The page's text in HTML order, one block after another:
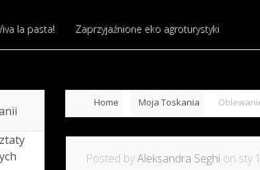
la pasta! Zaprzyjaźnione eko agroturystyki
Home Moja Toskania
Posted byAleksandra Seghi on sty